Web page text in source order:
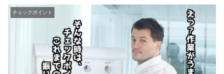
チェックポイント